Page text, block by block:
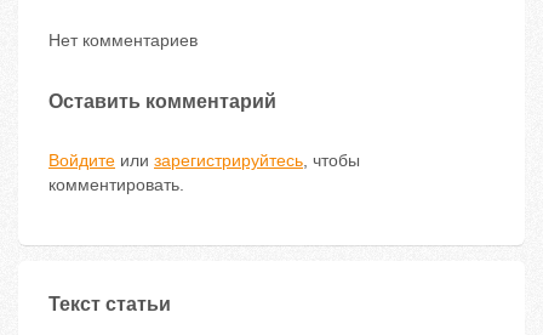
Нет комментариев
Оставить комментарий
Войдите или зарегистрируйтесь, чтобы
комментировать.
Текст статьи